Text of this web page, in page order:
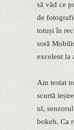
să văd ce
de
totuși în
soră
excelent la
Am testat
scurtă
ul,
bokeh. Ca